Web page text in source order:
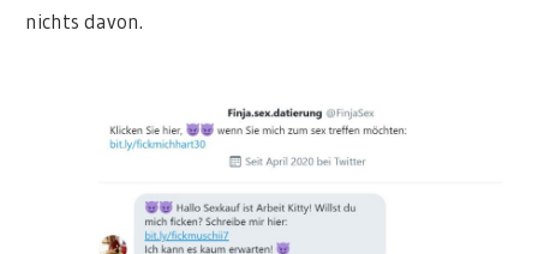
nichts davon.